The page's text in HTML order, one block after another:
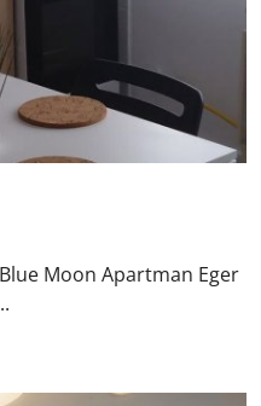
Moon Apartman Eger